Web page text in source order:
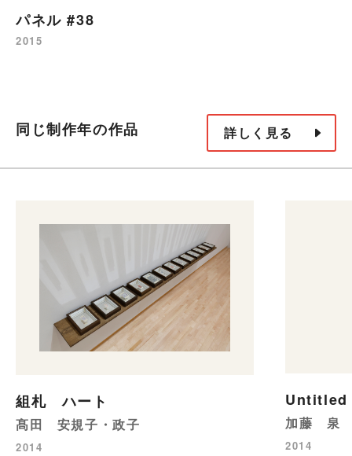
パネル #38
2015
同じ制作年の作品 詳しく見る
組札 ハート
髙田 安規子・政子
2014
Untitled
加藤 泉
2014